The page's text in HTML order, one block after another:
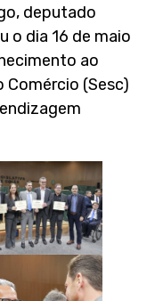
deputado
o dia 16 de maio
ao
Comércio (Sesc)